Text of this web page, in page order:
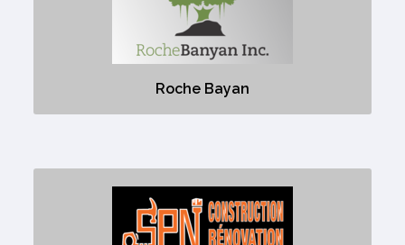
Roche Bayan
Placements
SPN Construction